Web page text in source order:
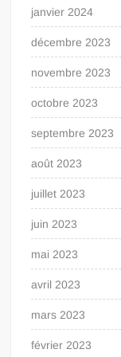
janvier 2024
décembre 2023
novembre 2023
octobre 2023
septembre 2023
août 2023
juillet 2023
juin 2023
mai 2023
avril 2023
mars 2023
février 2023